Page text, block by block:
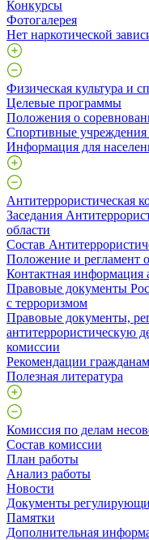
Конкурсы
Фотогалерея
Нет наркотической
Физическая культура и
Целевые программы
Положения о
Спортивные учреждения
Информация для
Антитеррористическая
Заседания
области
Состав
Положение и регламент
Контактная информация
Правовые документы
с терроризмом
Правовые документы,
антитеррористическую
комиссии
Рекомендации
Полезная литература
Комиссия по делам
Состав комиссии
План работы
Анализ работы
Новости
Документы
Памятки
Дополнительная